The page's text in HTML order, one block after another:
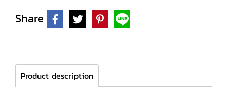
Share
Product description